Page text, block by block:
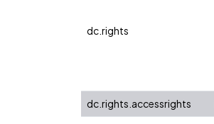
dc.rights
dc.rights.accessrights